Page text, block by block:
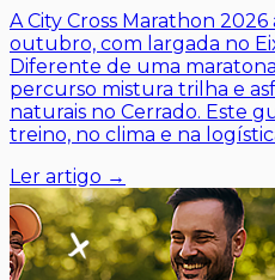
A City Cross Marathon
outubro, com largada no
Diferente de uma
percurso mistura trilha e
naturais no Cerrado. Este
treino, no clima e na
Ler artigo →